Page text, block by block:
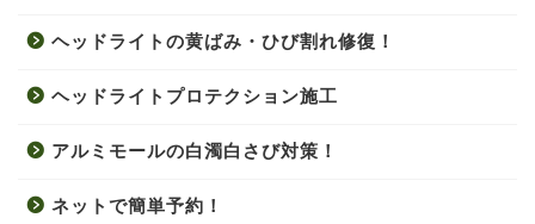
ヘッドライトの黄ばみ・ひび割れ修復！
ヘッドライトプロテクション施工
アルミモールの白濁白さび対策！
ネットで簡単予約！